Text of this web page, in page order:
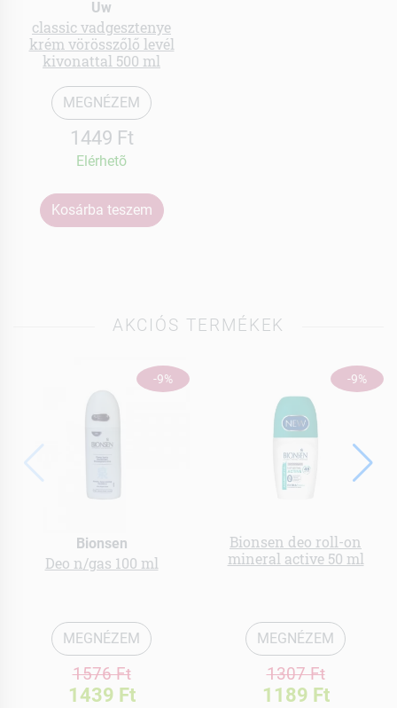
Uw
classic vadgesztenye
krém vörösszőlő levél
kivonattal 500 ml
MEGNÉZEM
1449 Ft
Elérhetõ
Kosárba teszem
AKCIÓS TERMÉKEK
-9%
Bionsen
Deo n/gas 100 ml
MEGNÉZEM
1576 Ft
1439 Ft
-9%
Bionsen deo roll-on
mineral active 50 ml
MEGNÉZEM
1307 Ft
1189 Ft